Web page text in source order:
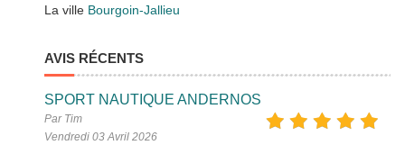
La ville Bourgoin-Jallieu
AVIS RÉCENTS
SPORT NAUTIQUE ANDERNOS
Par Tim
Vendredi 03 Avril 2026